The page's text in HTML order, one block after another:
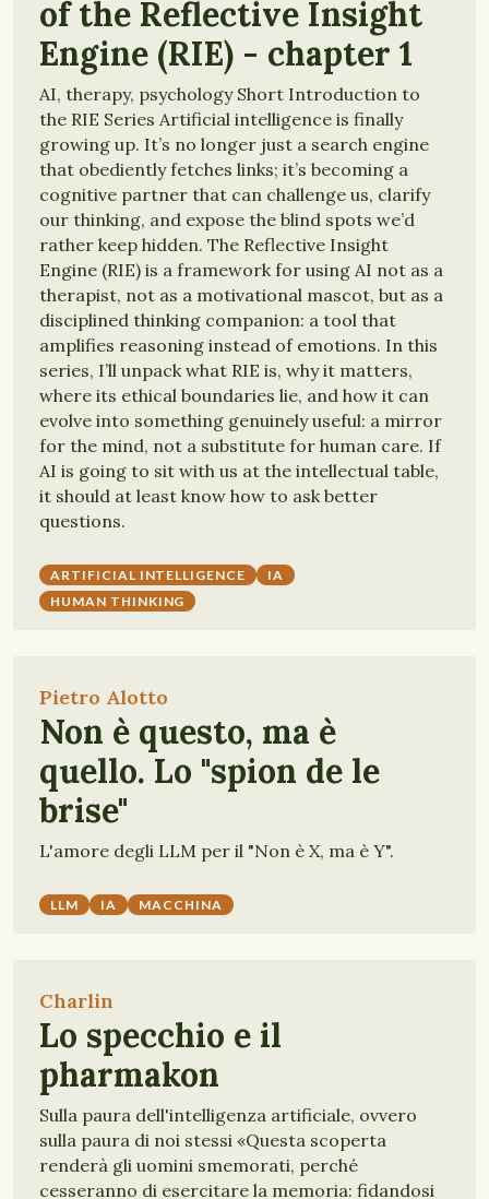
of the Reflective Insight
Engine (RIE) - chapter 1
AI, therapy, psychology Short Introduction to
the RIE Series Artificial intelligence is finally
growing up. It’s no longer just a search engine
that obediently fetches links; it’s becoming a
cognitive partner that can challenge us, clarify
our thinking, and expose the blind spots we’d
rather keep hidden. The Reflective Insight
Engine (RIE) is a framework for using AI not as a
therapist, not as a motivational mascot, but as a
disciplined thinking companion: a tool that
amplifies reasoning instead of emotions. In this
series, I’ll unpack what RIE is, why it matters,
where its ethical boundaries lie, and how it can
evolve into something genuinely useful: a mirror
for the mind, not a substitute for human care. If
AI is going to sit with us at the intellectual table,
it should at least know how to ask better
questions.
ARTIFICIAL INTELLIGENCE
IA
HUMAN THINKING
Pietro Alotto
Non è questo, ma è
quello. Lo "spion de le
brise"
L'amore degli LLM per il "Non è X, ma è Y".
LLM IA MACCHINA
Charlin
Lo specchio e il
pharmakon
Sulla paura dell'intelligenza artificiale, ovvero
sulla paura di noi stessi «Questa scoperta
renderà gli uomini smemorati, perché
cesseranno di esercitare la memoria: fidandosi